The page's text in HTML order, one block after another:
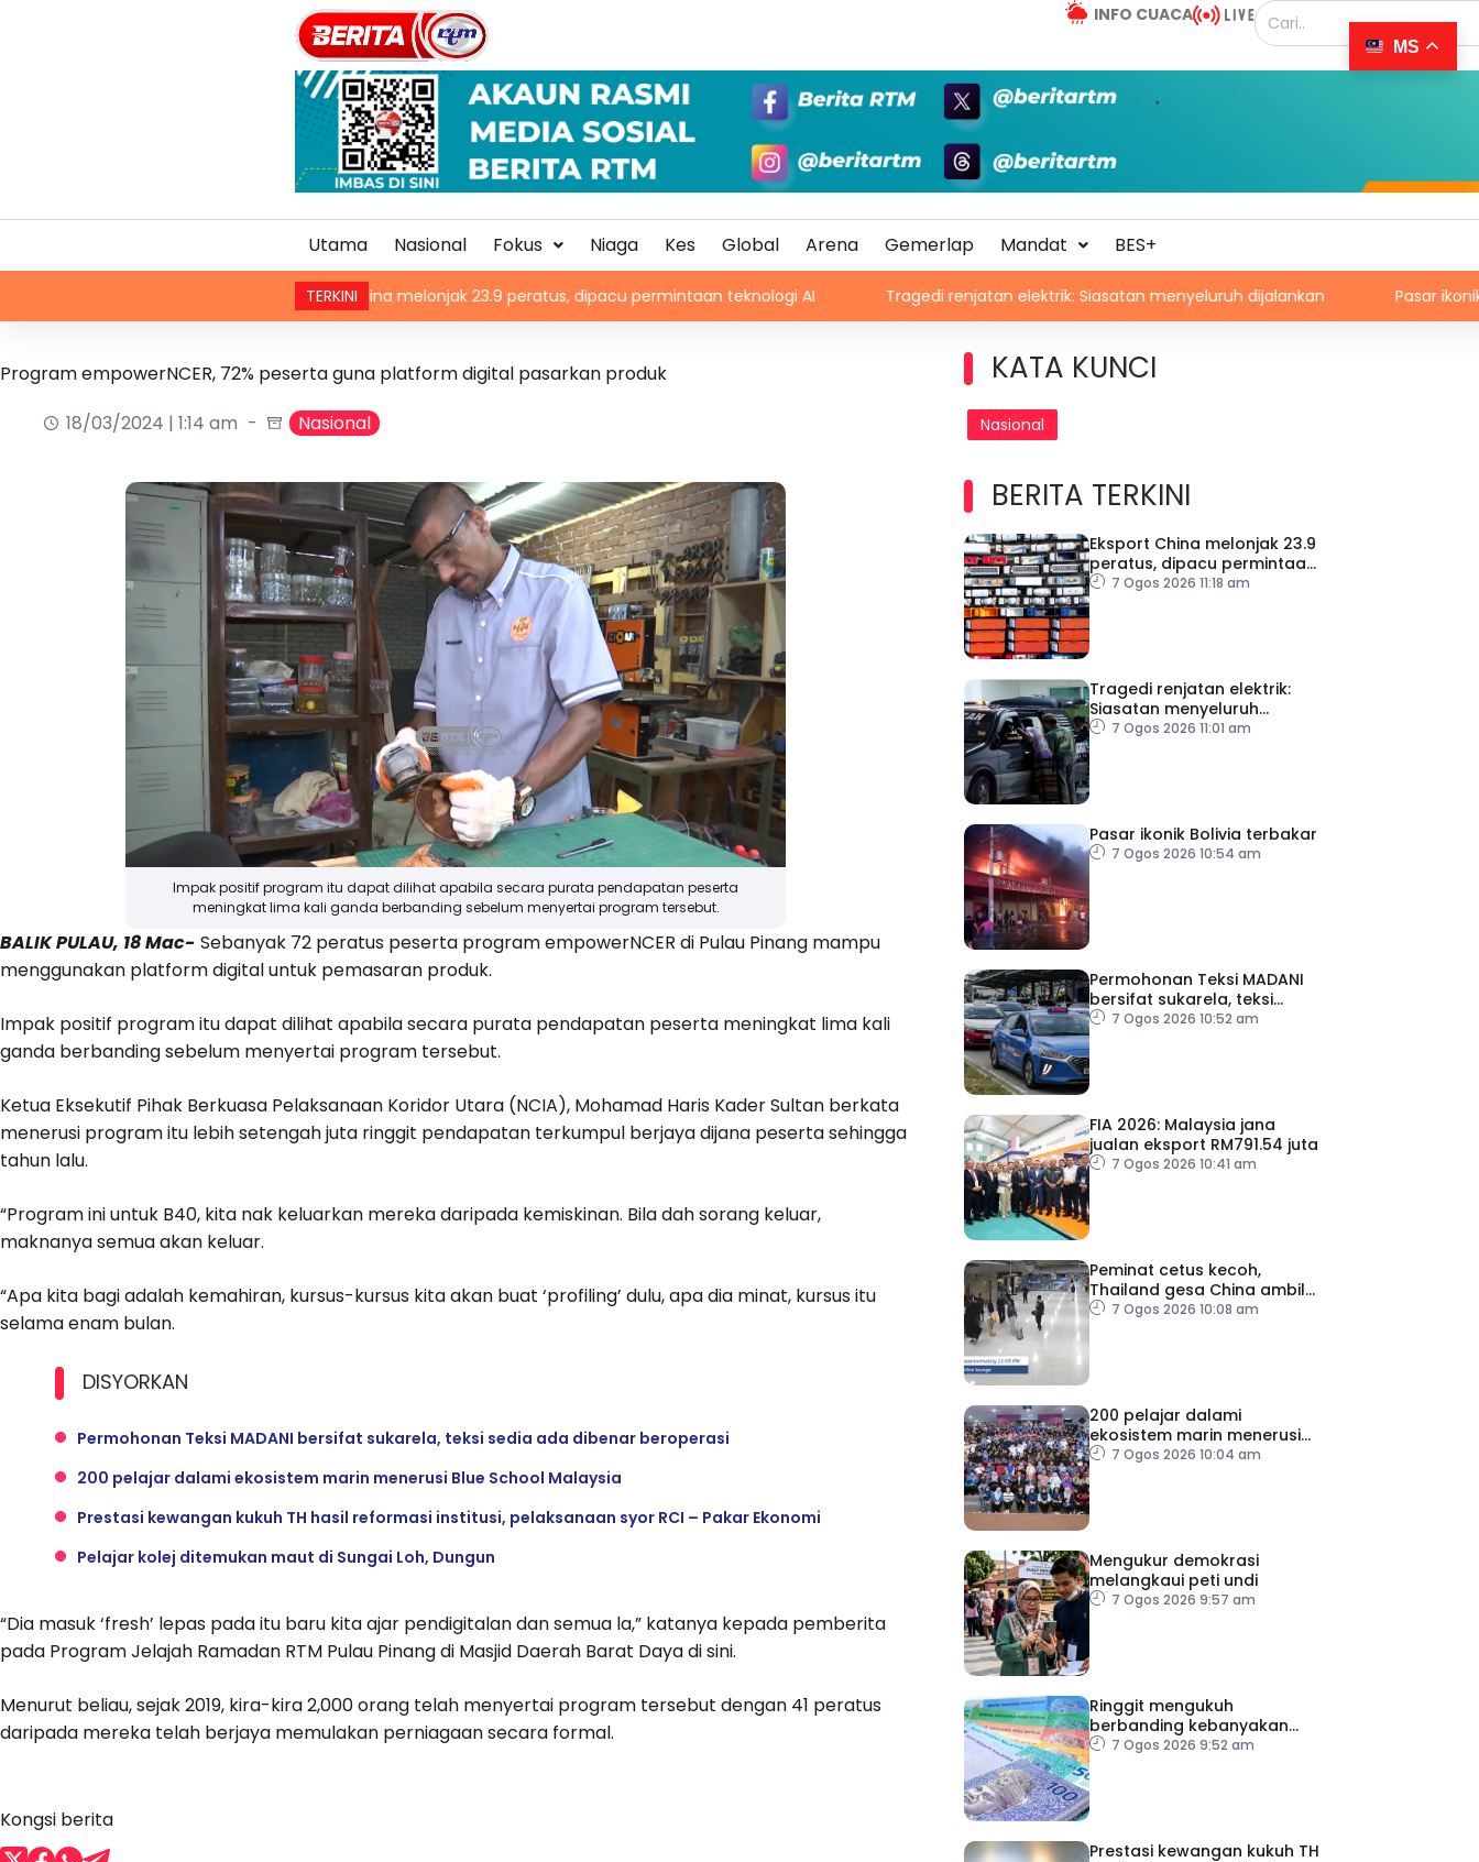
INFO CUACA
Utama Nasional Fokus Niaga Kes Global Arena Gemerlap Mandat BES+
TERKINI
Eksport China melonjak 23.9 peratus, dipacu permintaan teknologi AI Tragedi renjatan elektrik: Siasatan menyeluruh dijalankan Pasar ikonik Bolivia
Program empowerNCER, 72% peserta guna platform digital pasarkan produk
18/03/2024 | 1:14 am
Nasional
Impak positif program itu dapat dilihat apabila secara purata pendapatan peserta
meningkat lima kali ganda berbanding sebelum menyertai program tersebut.
BALIK PULAU, 18 Mac- Sebanyak 72 peratus peserta program empowerNCER di Pulau Pinang mampu
menggunakan platform digital untuk pemasaran produk.
Impak positif program itu dapat dilihat apabila secara purata pendapatan peserta meningkat lima kali
ganda berbanding sebelum menyertai program tersebut.
Ketua Eksekutif Pihak Berkuasa Pelaksanaan Koridor Utara (NCIA), Mohamad Haris Kader Sultan berkata
menerusi program itu lebih setengah juta ringgit pendapatan terkumpul berjaya dijana peserta sehingga
tahun lalu.
“Program ini untuk B40, kita nak keluarkan mereka daripada kemiskinan. Bila dah sorang keluar,
maknanya semua akan keluar.
“Apa kita bagi adalah kemahiran, kursus-kursus kita akan buat ‘profiling’ dulu, apa dia minat, kursus itu
selama enam bulan.
DISYORKAN
Permohonan Teksi MADANI bersifat sukarela, teksi sedia ada dibenar beroperasi
200 pelajar dalami ekosistem marin menerusi Blue School Malaysia
Prestasi kewangan kukuh TH hasil reformasi institusi, pelaksanaan syor RCI – Pakar Ekonomi
Pelajar kolej ditemukan maut di Sungai Loh, Dungun
“Dia masuk ‘fresh’ lepas pada itu baru kita ajar pendigitalan dan semua la,” katanya kepada pemberita
pada Program Jelajah Ramadan RTM Pulau Pinang di Masjid Daerah Barat Daya di sini.
Menurut beliau, sejak 2019, kira-kira 2,000 orang telah menyertai program tersebut dengan 41 peratus
daripada mereka telah berjaya memulakan perniagaan secara formal.
Kongsi berita
KATA KUNCI
Nasional
BERITA TERKINI
Eksport China melonjak 23.9
peratus, dipacu permintaan
teknologi AI
7 Ogos 2026 11:18 am
Tragedi renjatan elektrik:
Siasatan menyeluruh
dijalankan
7 Ogos 2026 11:01 am
Pasar ikonik Bolivia terbakar
7 Ogos 2026 10:54 am
Permohonan Teksi MADANI
bersifat sukarela, teksi
sedia ada dibenar
7 Ogos 2026 10:52 am
FIA 2026: Malaysia jana
jualan eksport RM791.54 juta
7 Ogos 2026 10:41 am
Peminat cetus kecoh,
Thailand gesa China ambil
tindakan
7 Ogos 2026 10:08 am
200 pelajar dalami
ekosistem marin menerusi
Blue School Malaysia
7 Ogos 2026 10:04 am
Mengukur demokrasi
melangkaui peti undi
7 Ogos 2026 9:57 am
Ringgit mengukuh
berbanding kebanyakan
mata wang utama, stabil
7 Ogos 2026 9:52 am
Prestasi kewangan kukuh TH
MS